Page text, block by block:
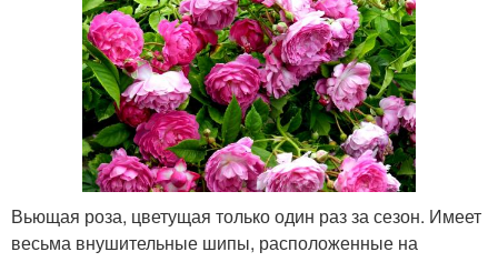
Вьющая роза, цветущая только один раз за сезон. Имеет
весьма внушительные шипы, расположенные на